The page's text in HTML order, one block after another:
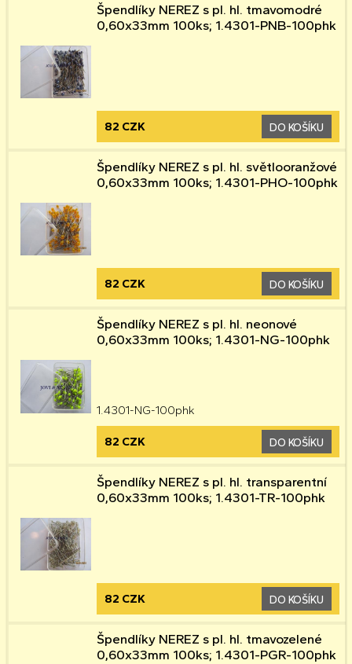
Špendlíky NEREZ s pl. hl. tmavomodré
0,60x33mm 100ks; 1.4301-PNB-100phk
82 CZK DO KOŠÍKU
Špendlíky NEREZ s pl. hl. světlooranžové
0,60x33mm 100ks; 1.4301-PHO-100phk
82 CZK DO KOŠÍKU
Špendlíky NEREZ s pl. hl. neonové
0,60x33mm 100ks; 1.4301-NG-100phk
1.4301-NG-100phk
82 CZK DO KOŠÍKU
Špendlíky NEREZ s pl. hl. transparentní
0,60x33mm 100ks; 1.4301-TR-100phk
82 CZK DO KOŠÍKU
Špendlíky NEREZ s pl. hl. tmavozelené
0,60x33mm 100ks; 1.4301-PGR-100phk